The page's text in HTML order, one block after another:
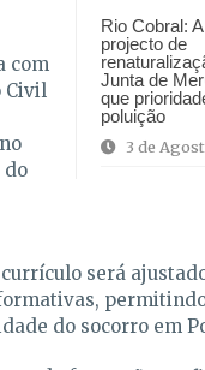
Rio Cobral:
projecto de
Junta de
que
poluição
3 de
com
Civil
do
será
do socorro em